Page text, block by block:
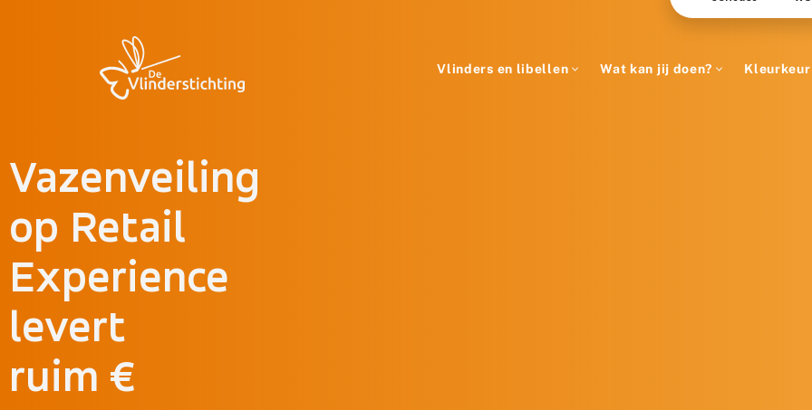
Vlinders en libellen Wat kan jij doen? Kleurkeur
Vazenveiling
op Retail
Experience
levert
ruim €